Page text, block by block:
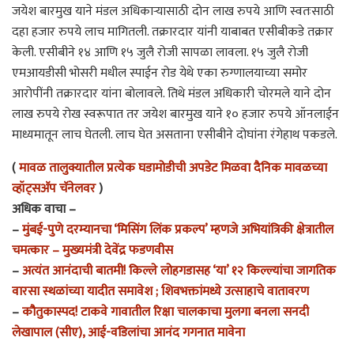
जयेश बारमुख याने मंडल अधिकाऱ्यासाठी दोन लाख रुपये आणि स्वतःसाठी
दहा हजार रुपये लाच मागितली. तक्रारदार यांनी याबाबत एसीबीकडे तक्रार
केली. एसीबीने १४ आणि १५ जुलै रोजी सापळा लावला. १५ जुलै रोजी
एमआयडीसी भोसरी मधील स्पाईन रोड येथे एका रुग्णालयाच्या समोर
आरोपींनी तक्रारदार यांना बोलावले. तिथे मंडल अधिकारी चोरमले याने दोन
लाख रुपये रोख स्वरूपात तर जयेश बारमुख याने १० हजार रुपये ऑनलाईन
माध्यमातून लाच घेतली. लाच घेत असताना एसीबीने दोघांना रंगेहाथ पकडले.
(मावळ तालुक्यातील प्रत्येक घडामोडीची अपडेट मिळवा दैनिक मावळच्या
व्हॉट्सअ‍ॅप चॅनेलवर)
अधिक वाचा –
–मुंबई-पुणे दरम्यानचा ‘मिसिंग लिंक प्रकल्प’ म्हणजे अभियांत्रिकी क्षेत्रातील
चमत्कार – मुख्यमंत्री देवेंद्र फडणवीस
–अत्यंत आनंदाची बातमी! किल्ले लोहगडासह ‘या’ १२ किल्ल्यांचा जागतिक
वारसा स्थळांच्या यादीत समावेश ; शिवभक्तांमध्ये उत्साहाचे वातावरण
–कौतुकास्पद! टाकवे गावातील रिक्षा चालकाचा मुलगा बनला सनदी
लेखापाल (सीए), आई-वडिलांचा आनंद गगनात मावेना